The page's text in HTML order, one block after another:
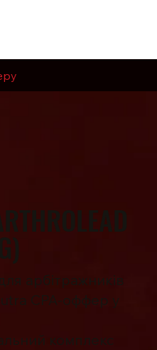
арбітражників
CPA-оффер у
комплекс